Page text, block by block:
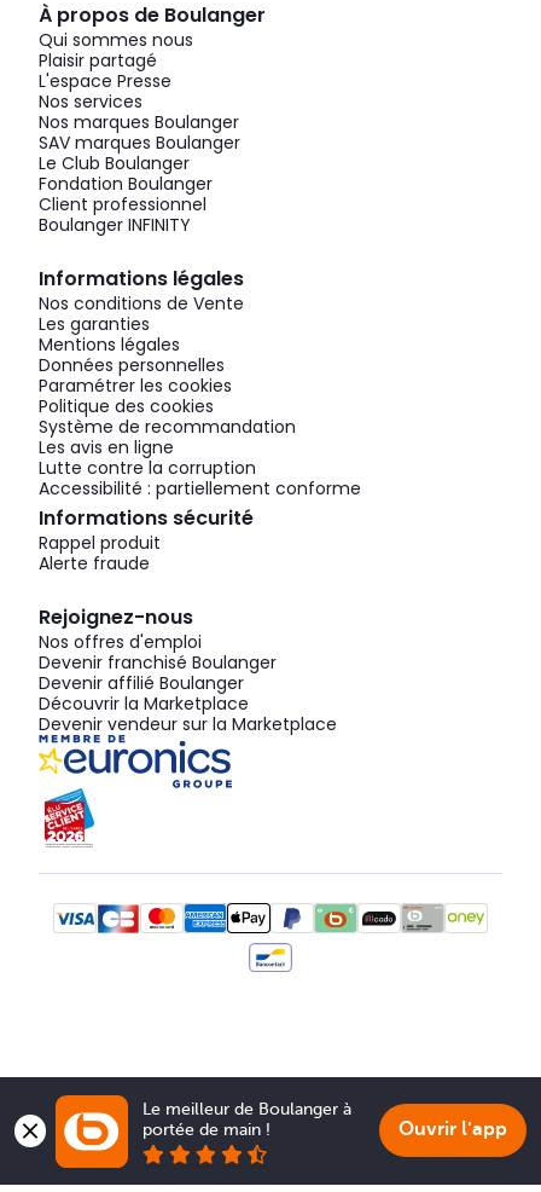
À propos de Boulanger
Qui sommes nous
Plaisir partagé
L'espace Presse
Nos services
Nos marques Boulanger
SAV marques Boulanger
Le Club Boulanger
Fondation Boulanger
Client professionnel
Boulanger INFINITY
Informations légales
Nos conditions de Vente
Les garanties
Mentions légales
Données personnelles
Paramétrer les cookies
Politique des cookies
Système de recommandation
Les avis en ligne
Lutte contre la corruption
Accessibilité : partiellement conforme
Informations sécurité
Rappel produit
Alerte fraude
Rejoignez-nous
Nos offres d'emploi
Devenir franchisé Boulanger
Devenir affilié Boulanger
Découvrir la Marketplace
Devenir vendeur sur la Marketplace
Le meilleur de Boulanger à
portée de main !
Ouvrir l'app